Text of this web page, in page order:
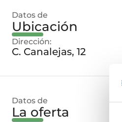
Datos de
Ubicación
Dirección:
C. Canalejas, 12
Datos de
La oferta